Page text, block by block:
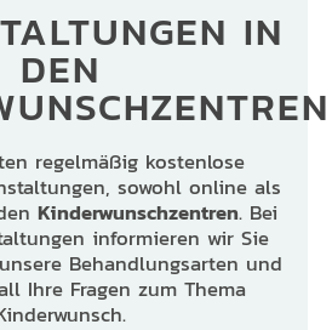
IN
DEN
regelmäßig kostenlose
sowohl online als
Kinderwunschzentren. Bei
informieren wir Sie
Behandlungsarten und
Ihre Fragen zum Thema